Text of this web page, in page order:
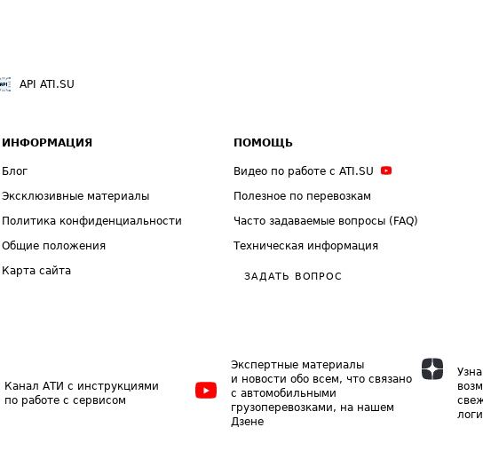
API ATI.SU
ИНФОРМАЦИЯ
Блог
Эксклюзивные материалы
Политика конфиденциальности
Общие положения
Карта сайта
ПОМОЩЬ
Видео по работе с ATI.SU
Полезное по перевозкам
Часто задаваемые вопросы (FAQ)
Техническая информация
ЗАДАТЬ ВОПРОС
Канал АТИ с инструкциями
по работе с сервисом
Экспертные материалы
и новости обо всем, что связано
с автомобильными
грузоперевозками, на нашем
Дзене